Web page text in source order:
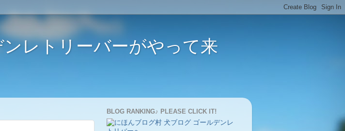
レトリーバーがやって来
BLOG RANKING♪ PLEASE CLICK IT!